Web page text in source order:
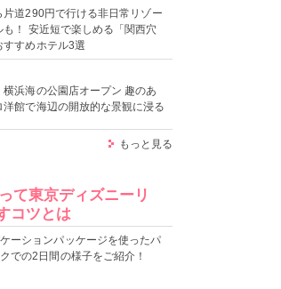
片道290円で行ける非日常リゾー
も！ 安近短で楽しめる「関西穴
すすめホテル3選
横浜海の公園店オープン 趣のあ
洋館で海辺の開放的な景観に浸る
もっと見る
て東京ディズニーリ
コツとは
ーションパッケージを使ったパ
での2日間の様子をご紹介！